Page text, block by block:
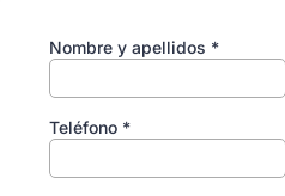
Nombre y apellidos *
Teléfono *